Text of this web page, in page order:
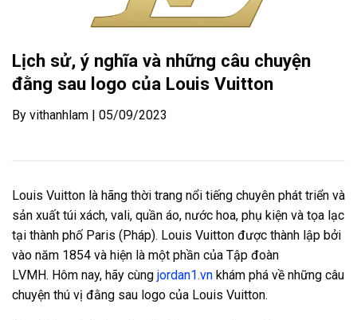
Lịch sử, ý nghĩa và những câu chuyện
đằng sau logo của Louis Vuitton
By vithanhlam | 05/09/2023
Louis Vuitton là hãng thời trang nổi tiếng chuyên phát triển và
sản xuất túi xách, vali, quần áo, nước hoa, phụ kiện và tọa lạc
tại thành phố Paris (Pháp). Louis Vuitton được thành lập bởi
vào năm 1854 và hiện là một phần của Tập đoàn
LVMH. Hôm nay, hãy cùng jordan1.vn khám phá về những câu
chuyện thú vị đằng sau logo của Louis Vuitton.